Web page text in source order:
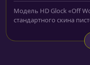
Модель HD Glock «Off
стандартного скина